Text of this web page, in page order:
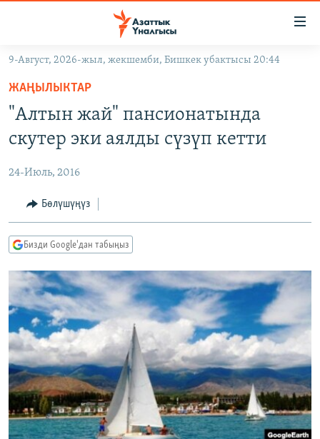
Навигацияга
өтүңүз
Издөөгө
салыңыз
КЫРГЫЗСТАН
ЭКОНОМИКА
МАДАНИЯТ
БОРБОР АЗИЯ
УКРАИНА
АТАЙЫН ИЛИКТӨӨ
ТВ ПРОГРАММАЛАР
ЭКСПЕРТТЕР ТАЛДАЙТ
БИЗ ЖАНА ДҮЙНӨ
ДАНИСТЕ
ЭЖЕ-СИҢДИЛЕР
АЗАТТЫК+
ЫҢГАЙСЫЗ СУРООЛОР
ӨЗГӨЧӨ ПИКИР
Русский
ОНЛАЙН ШЕРИНЕ
ЭЕ/АРнун бардык сайттары
9-Август, 2026-жыл, жекшемби, Бишкек убактысы 20:44
ЖАҢЫЛЫКТАР
"Алтын жай" пансионатында
скутер эки аялды сүзүп кетти
24-Июль, 2016
Бөлүшүңүз
Бизди Google'дан табыңыз